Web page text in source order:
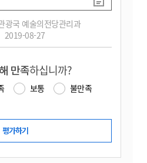
광국 예술의전당관리과
2019-08-27
만족하십니까?
보통
불만족